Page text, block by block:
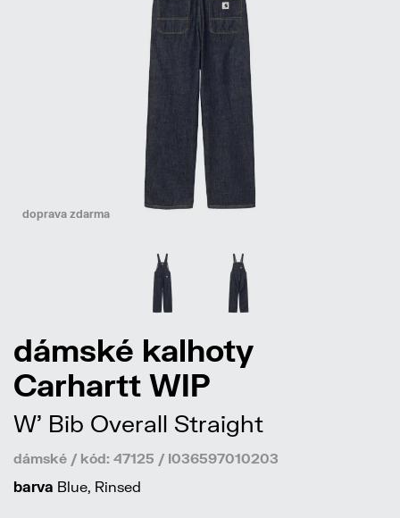
doprava zdarma
dámské kalhoty
Carhartt WIP
W' Bib Overall Straight
dámské / kód: 47125 / I036597010203
barva Blue, Rinsed